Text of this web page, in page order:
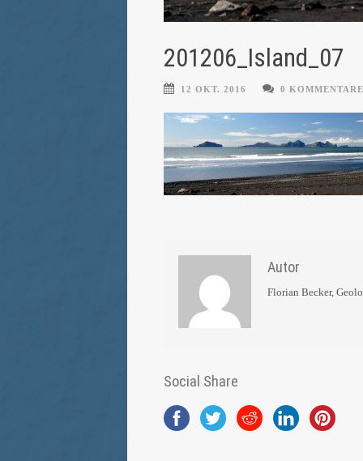
201206_Island_07
12 OKT. 2016 0 KOMMENTARE
Autor
Florian Becker,
Social Share